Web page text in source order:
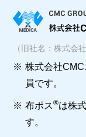
（旧社名：株式会
※ 株式会社
員です。
※ 布ポス®は株
す。